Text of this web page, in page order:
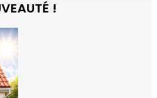
!